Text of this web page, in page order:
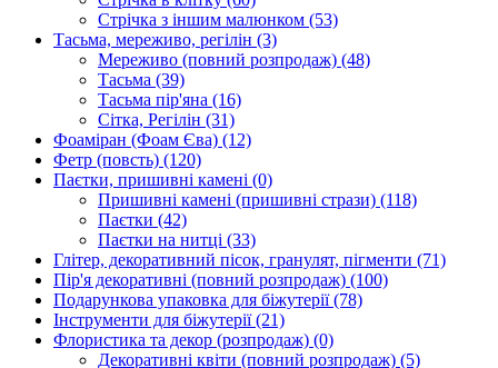
Стрічка з іншим малюнком (53)
Тасьма, мереживо, регілін (3)
Мереживо (повний розпродаж) (48)
Тасьма (39)
Тасьма пір'яна (16)
Сітка, Регілін (31)
Фоаміран (Фоам Єва) (12)
Фетр (повсть) (120)
Паєтки, пришивні камені (0)
Пришивні камені (пришивні стрази) (118)
Паєтки (42)
Паєтки на нитці (33)
Глітер, декоративний пісок, гранулят, пігменти (71)
Пір'я декоративні (повний розпродаж) (100)
Подарункова упаковка для біжутерії(78)
Інструменти для біжутерії(21)
Флористика та декор (розпродаж) (0)
Декоративні квіти (повний розпродаж) (5)